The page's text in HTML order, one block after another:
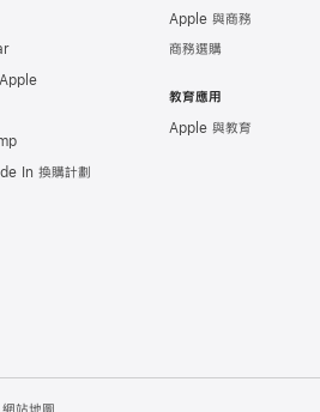
In 換購計劃
Apple 與商務
商務選購
教育應用
Apple 與教育